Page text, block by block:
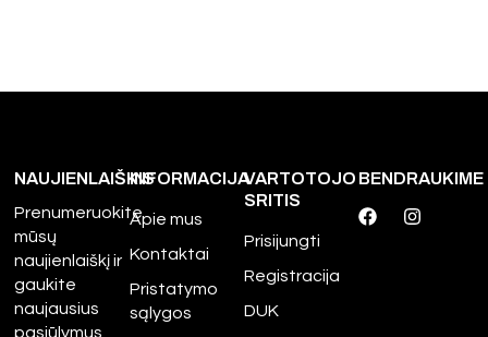
NAUJIENLAIŠKIS
Prenumeruokite
mūsų
naujienlaiškį ir
gaukite
naujausius
pasiūlymus
INFORMACIJA
Apie mus
Kontaktai
Pristatymo
sąlygos
VARTOTOJO
SRITIS
Prisijungti
Registracija
DUK
BENDRAUKIME